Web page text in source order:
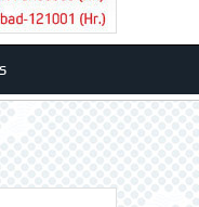
श्री हनुमान मंदिर